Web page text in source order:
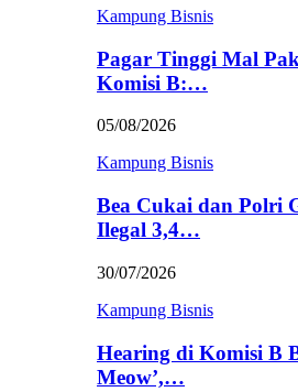
Kampung Bisnis
Pagar Tinggi Mal
Komisi B:…
05/08/2026
Kampung Bisnis
Bea Cukai dan Polri
Ilegal 3,4…
30/07/2026
Kampung Bisnis
Hearing di Komisi B
Meow’,…